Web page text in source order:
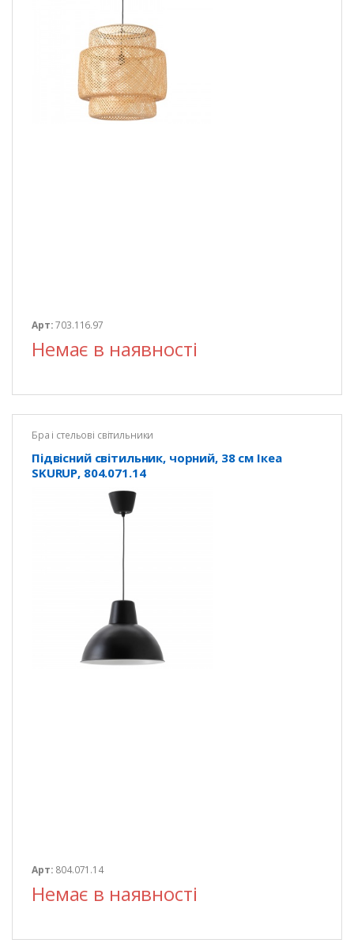
Арт:703.116.97
Немає в наявності
Бра і стельові світильники
Підвісний світильник, чорний, 38 см Ікеа
SKURUP, 804.071.14
Арт: 804.071.14
Немає в наявності